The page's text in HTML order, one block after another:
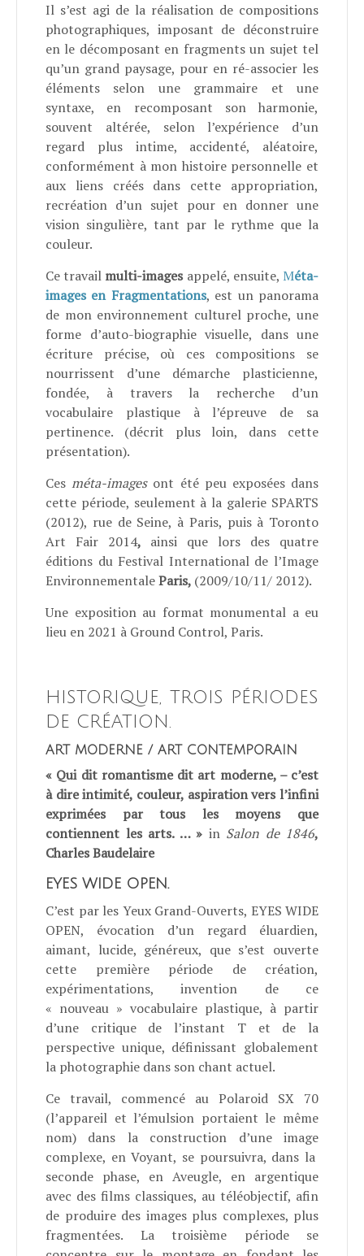
Il s’est agi de la réalisation de compositions
photographiques, imposant de déconstruire
en le décomposant en fragments un sujet tel
qu’un grand paysage, pour en ré-associer les
éléments selon une grammaire et une
syntaxe, en recomposant son harmonie,
souvent altérée, selon l’expérience d’un
regard plus intime, accidenté, aléatoire,
conformément à mon histoire personnelle et
aux liens créés dans cette appropriation,
recréation d’un sujet pour en donner une
vision singulière, tant par le rythme que la
couleur.
Ce travail multi-imagesappelé, ensuite, Méta-
images en Fragmentations, est un panorama
de mon environnement culturel proche, une
forme d’auto-biographie visuelle, dans une
écriture précise, où ces compositions se
nourrissent d’une démarche plasticienne,
fondée, à travers la recherche d’un
vocabulaire plastique à l’épreuve de sa
pertinence. (décrit plus loin, dans cette
présentation).
Ces méta-imagesont été peu exposées dans
cette période, seulement à la galerie SPARTS
(2012), rue de Seine, à Paris, puis à Toronto
Art Fair 2014, ainsi que lors des quatre
éditions du Festival International de l’Image
EnvironnementaleParis, (2009/10/11/ 2012).
Une exposition au format monumental a eu
lieu en 2021 à Ground Control, Paris.
HISTORIQUE, TROIS PÉRIODES
DE CRÉATION.
ART MODERNE / ART CONTEMPORAIN
« Qui dit romantisme dit art moderne, – c’est
à dire intimité, couleur, aspiration vers l’infini
exprimées par tous les moyens que
contiennent les arts. … » in Salon de 1846,
Charles Baudelaire
EYES WIDE OPEN.
C’est par les Yeux Grand-Ouverts, EYES WIDE
OPEN, évocation d’un regard éluardien,
aimant, lucide, généreux, que s’est ouverte
cette première période de création,
expérimentations, invention de ce
« nouveau » vocabulaire plastique, à partir
d’une critique de l’instant T et de la
perspective unique, définissant globalement
la photographie dans son chant actuel.
Ce travail, commencé au Polaroid SX 70
(l’appareil et l’émulsion portaient le même
nom) dans la construction d’une image
complexe, en Voyant, se poursuivra, dans la
seconde phase, en Aveugle, en argentique
avec des films classiques, au téléobjectif, afin
de produiredes images plus complexes, plus
fragmentées. La troisième période se